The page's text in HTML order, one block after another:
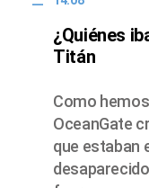
¿Quiénes
Titán
Como
OceanGate
que estaban